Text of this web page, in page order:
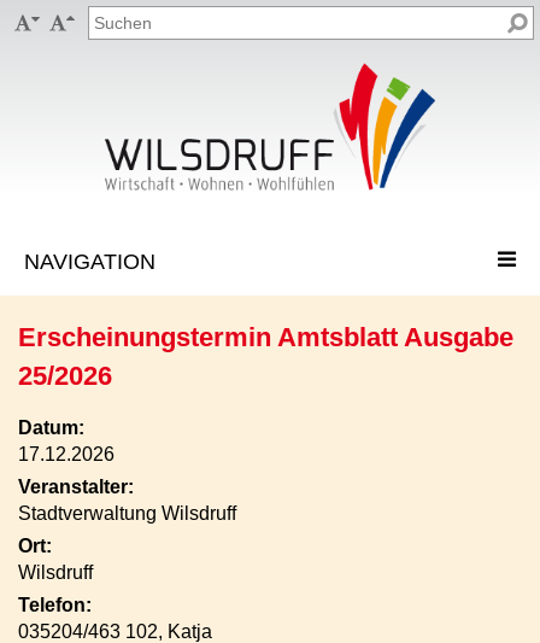
 
Erscheinungstermin Amtsblatt Ausgabe
25/2026
Datum:
17.12.2026
Veranstalter:
Stadtverwaltung Wilsdruff
Ort:
Wilsdruff
Telefon:
035204/463 102, Katja